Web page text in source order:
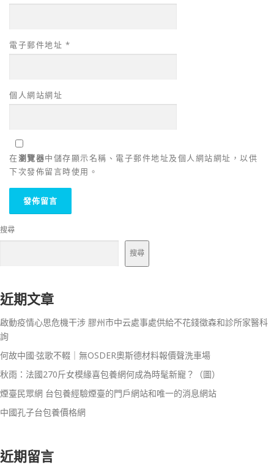
電子郵件地址 *
個人網站網址
在瀏覽器中儲存顯示名稱、電子郵件地址及個人網站網址，以供
下次發佈留言時使用。
搜尋
搜尋
近期文章
啟動疫情心思危機干涉 膠州市中云處事處供給不花錢徵森和診所家醫科
詢
何故中國·弦歌不輟｜無OSDER奧斯德材料報價聲洗車場
秋雨：法國270斤女模緣喜包養網何成為時髦新寵？（圖）
煙臺民眾網 台包養經驗煙臺的門戶網站和唯一的消息網站
中國孔子台包養價格網
近期留言